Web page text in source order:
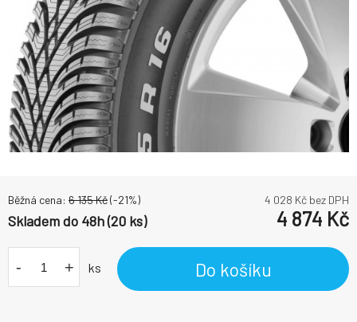
Běžná cena: 6 135Kč(-21%) 4 028 Kč bez DPH
Skladem do 48h (20 ks) 4 874 Kč
- + ks Do košíku